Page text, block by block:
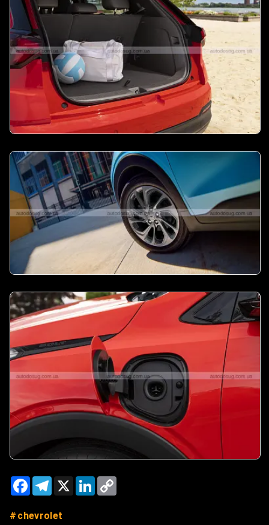
FacebookTelegram
X LinkedIn
chevrolet